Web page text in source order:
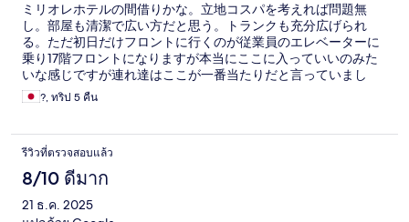
ミリオレホテルの間借りかな。立地コスパを考えれば問題無
し。部屋も清潔で広い方だと思う。トランクも充分広げられ
る。ただ初日だけフロントに行くのが従業員のエレベーターに
乗り17階フロントになりますが本当にここに入っていいのみた
いな感じですが連れ達はここが一番当たりだと言っていまし
た。従業員も親切です。
?, ทริป 5 คืน
รีวิวที่ตรวจสอบแล้ว
8/10 ดีมาก
21 ธ.ค. 2025